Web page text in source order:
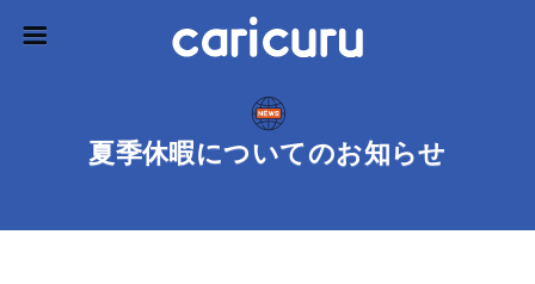
夏季休暇についてのお知らせ